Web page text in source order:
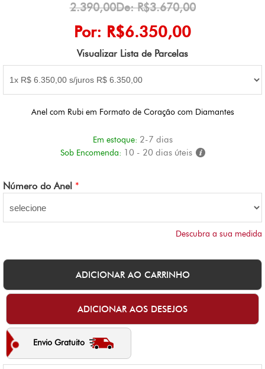
2.390,00De: R$3.670,00
Por: R$6.350,00
Visualizar Lista de Parcelas
Anel com Rubi em Formato de Coração com Diamantes
Em estoque: 2-7 dias
Sob Encomenda: 10 - 20 dias úteis
Número do Anel *
Descubra a sua medida
Envio Gratuito